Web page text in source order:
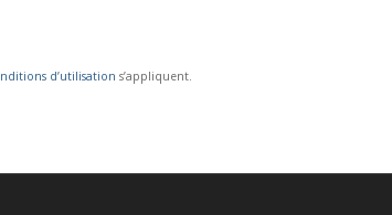
pas être envoyé. Merci de
et vérifiez votre connexion internet.